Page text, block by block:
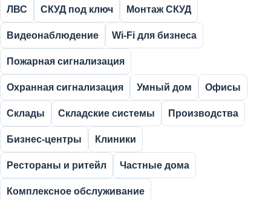
ЛВС СКУД под ключ Монтаж СКУД
Видеонаблюдение Wi-Fi для бизнеса
Пожарная сигнализация
Охранная сигнализация Умный дом Офисы
Склады Складские системы Производства
Бизнес-центры Клиники
Рестораны и ритейл Частные дома
Комплексное обслуживание